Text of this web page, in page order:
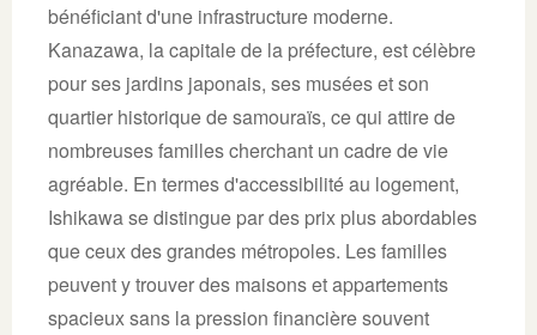
bénéficiant d'une infrastructure moderne.
Kanazawa, la capitale de la préfecture, est célèbre
pour ses jardins japonais, ses musées et son
quartier historique de samouraïs, ce qui attire de
nombreuses familles cherchant un cadre de vie
agréable. En termes d'accessibilité au logement,
Ishikawa se distingue par des prix plus abordables
que ceux des grandes métropoles. Les familles
peuvent y trouver des maisons et appartements
spacieux sans la pression financière souvent